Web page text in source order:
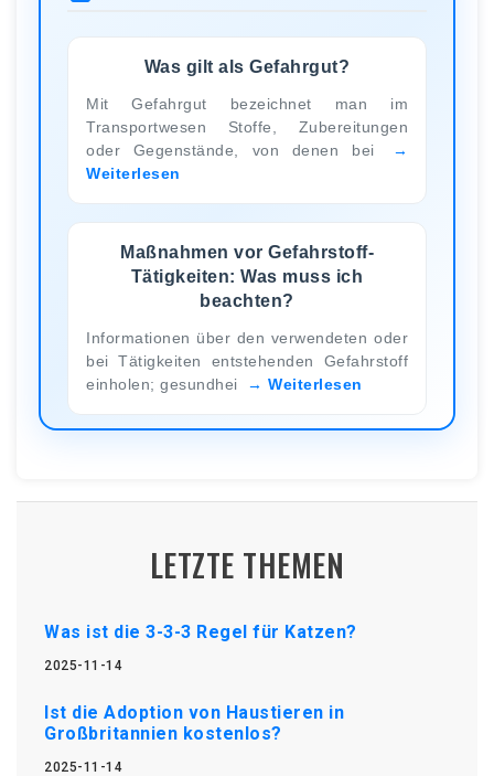
Was gilt als Gefahrgut?
Mit Gefahrgut bezeichnet man im
Transportwesen Stoffe, Zubereitungen
oder Gegenstände, von denen bei
Weiterlesen
Maßnahmen vor Gefahrstoff-
Tätigkeiten: Was muss ich
beachten?
Informationen über den verwendeten oder
bei Tätigkeiten entstehenden Gefahrstoff
einholen; gesundhei
Weiterlesen
LETZTE THEMEN
Was ist die 3-3-3 Regel für Katzen?
2025-11-14
Ist die Adoption von Haustieren in
Großbritannien kostenlos?
2025-11-14